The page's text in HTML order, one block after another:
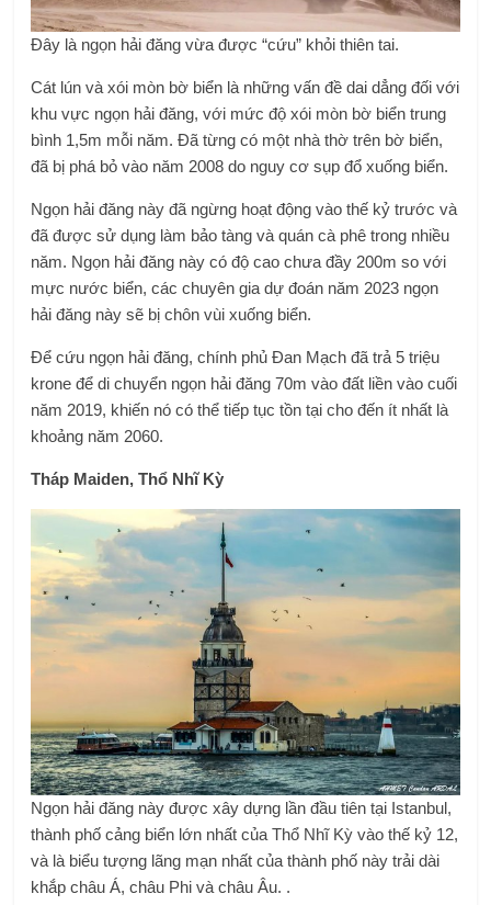
Đây là ngọn hải đăng vừa được “cứu” khỏi thiên tai.
Cát lún và xói mòn bờ biển là những vấn đề dai dẳng đối với
khu vực ngọn hải đăng, với mức độ xói mòn bờ biển trung
bình 1,5m mỗi năm. Đã từng có một nhà thờ trên bờ biển,
đã bị phá bỏ vào năm 2008 do nguy cơ sụp đổ xuống biển.
Ngọn hải đăng này đã ngừng hoạt động vào thế kỷ trước và
đã được sử dụng làm bảo tàng và quán cà phê trong nhiều
năm. Ngọn hải đăng này có độ cao chưa đầy 200m so với
mực nước biển, các chuyên gia dự đoán năm 2023 ngọn
hải đăng này sẽ bị chôn vùi xuống biển.
Để cứu ngọn hải đăng, chính phủ Đan Mạch đã trả 5 triệu
krone để di chuyển ngọn hải đăng 70m vào đất liền vào cuối
năm 2019, khiến nó có thể tiếp tục tồn tại cho đến ít nhất là
khoảng năm 2060.
Tháp Maiden, Thổ Nhĩ Kỳ
Ngọn hải đăng này được xây dựng lần đầu tiên tại Istanbul,
thành phố cảng biển lớn nhất của Thổ Nhĩ Kỳ vào thế kỷ 12,
và là biểu tượng lãng mạn nhất của thành phố này trải dài
khắp châu Á, châu Phi và châu Âu. .